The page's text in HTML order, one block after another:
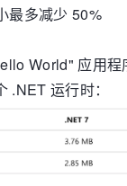
最多减少 50%
World" 应用程
运行时：